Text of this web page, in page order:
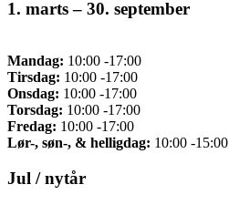
1. marts – 30. september
Mandag: 10:00 -17:00
Tirsdag: 10:00 -17:00
Onsdag: 10:00 -17:00
Torsdag: 10:00 -17:00
Fredag: 10:00 -17:00
Lør-, søn-, & helligdag: 10:00 -15:00
Jul / nytår